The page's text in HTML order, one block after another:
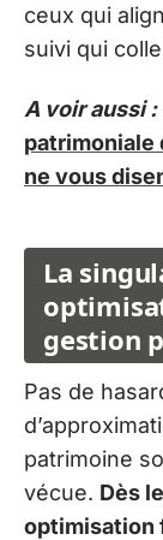
ceux qui
suivi qui
A voir aussi :
patrimoniale
ne vous
La
gestion
Pas de
patrimoine
vécue. Dès
optimisation